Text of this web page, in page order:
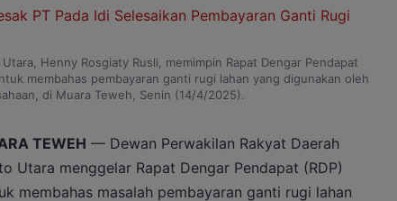
Utara, Henny Rosgiaty Rusli, memimpin Rapat Dengar Pendapat
membahas pembayaran ganti rugi lahan yang digunakan oleh
di Muara Teweh, Senin (14/4/2025).
TEWEH — Dewan Perwakilan Rakyat Daerah
Utara menggelar Rapat Dengar Pendapat (RDP)
membahas masalah pembayaran ganti rugi lahan